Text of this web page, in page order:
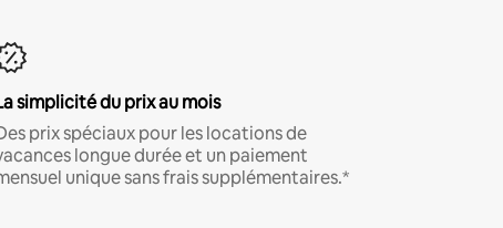
simplicité du prix au mois
prix spéciaux pour les locations de
longue durée et un paiement
unique sans frais supplémentaires.*